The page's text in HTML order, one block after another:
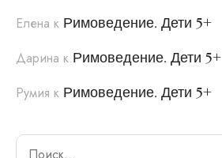
Елена к Римоведение. Дети 5+
Дарина к Римоведение. Дети 5+
Румия к Римоведение. Дети 5+
Search